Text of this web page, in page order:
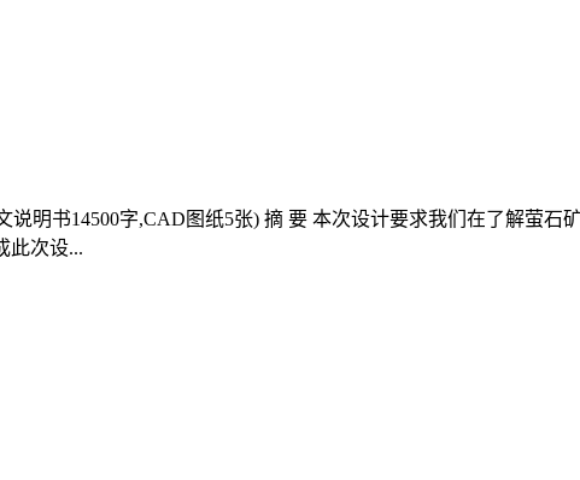
明书14500字,CAD图纸5张) 摘 要 本次设计要求我们在了解萤石
此次设...